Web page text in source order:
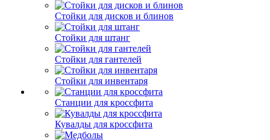
Стойки для дисков и блинов
Стойки для штанг
Стойки для гантелей
Стойки для инвентаря
Станции для кроссфита
Кувалды для кроссфита